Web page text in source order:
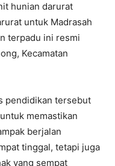
hunian darurat
untuk Madrasah
terpadu ini resmi
Kecamatan
pendidikan tersebut
memastikan
berjalan
tinggal, tetapi juga
yang sempat